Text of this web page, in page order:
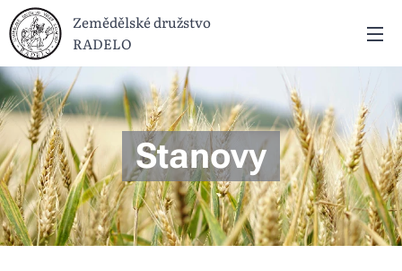
Zemědělské družstvo
RADELO
Stanovy